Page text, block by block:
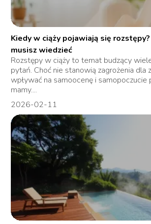
Kiedy w ciąży pojawiają się
musisz wiedzieć
Rozstępy w ciąży to temat budzący
pytań. Choć nie stanowią zagrożenia dla
wpływać na samoocenę i samopoczucie
mamy....
2026-02-11